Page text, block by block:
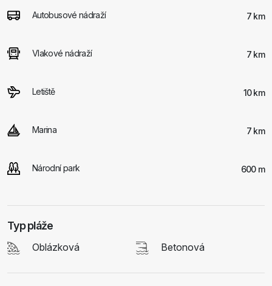
Autobusové nádraží 7 km
Vlakové nádraží 7 km
Letiště 10 km
Marina 7 km
Národní park 600 m
Typ pláže
Oblázková Betonová